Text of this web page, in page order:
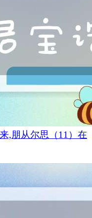
,朋从尔思（11）在